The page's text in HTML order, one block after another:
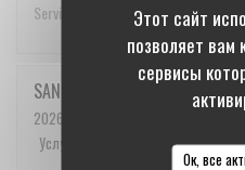
Этот сайт
позволяет вам
сервисы
Ок, все
Service charmant Bonnes infos et
SANDRINE
2026-07-12
Услуги
Атмосфера:2/5 Меню